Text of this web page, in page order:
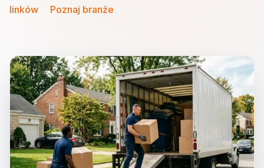
linków
Poznaj branże